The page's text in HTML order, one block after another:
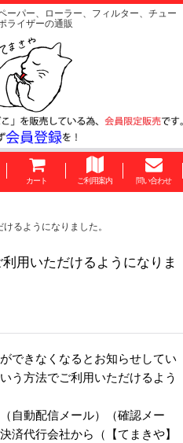
ーパー、ローラー、フィルター、チュー
ライザーの通販
カート ご利用案内 問い合わせ
るようになりました。
用いただけるようになりま
できなくなるとお知らせしてい
う方法でご利用いただけるよう
自動配信メール）（確認メー
済代行会社から（【てまきや】